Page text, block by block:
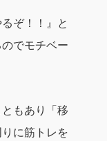
ぞ！！』と
でモチベー
もあり「移
に筋トレを